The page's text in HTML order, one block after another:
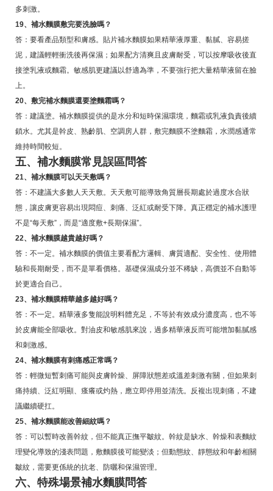
多刺激。
19、補水麵膜敷完要洗臉嗎？
答：要看產品類型和膚感。貼片補水麵膜如果精華液厚重、黏膩、容易搓
泥，建議輕輕衝洗後再保濕；如果配方清爽且皮膚耐受，可以按摩吸收後直
接塗乳液或麵霜。敏感肌更建議以舒適為準，不要強行把大量精華液留在臉
上。
20、敷完補水麵膜還要塗麵霜嗎？
答：建議塗。補水麵膜提供的是水分和短時保濕環境，麵霜或乳液負責後續
鎖水。尤其是幹皮、熟齡肌、空調房人群，敷完麵膜不塗麵霜，水潤感通常
維持時間較短。
五、補水麵膜常見誤區問答
21、補水麵膜可以天天敷嗎？
答：不建議大多數人天天敷。天天敷可能導致角質層長期處於過度水合狀
態，讓皮膚更容易出現悶痘、刺痛、泛紅或耐受下降。真正穩定的補水護理
不是“每天敷”，而是“適度敷+長期保濕”。
22、補水麵膜越貴越好嗎？
答：不一定。補水麵膜的價值主要看配方邏輯、膚質適配、安全性、使用體
驗和長期耐受，而不是單看價格。基礎保濕成分並不稀缺，高價並不自動等
於更適合自己。
23、補水麵膜精華越多越好嗎？
答：不一定。精華液多隻能說明料體充足，不等於有效成分濃度高，也不等
於皮膚能全部吸收。對油皮和敏感肌來說，過多精華液反而可能增加黏膩感
和刺激感。
24、補水麵膜有刺痛感正常嗎？
答：輕微短暫刺痛可能與皮膚幹燥、屏障狀態差或溫差刺激有關，但如果刺
痛持續、泛紅明顯、瘙癢或灼熱，應立即停用並清洗。反複出現刺痛，不建
議繼續硬扛。
25、補水麵膜能改善細紋嗎？
答：可以暫時改善幹紋，但不能真正撫平皺紋。幹紋是缺水、幹燥和表麵紋
理變化導致的淺表問題，敷麵膜後可能變淡；但動態紋、靜態紋和年齡相關
皺紋，需要更係統的抗老、防曬和保濕管理。
六、特殊場景補水麵膜問答